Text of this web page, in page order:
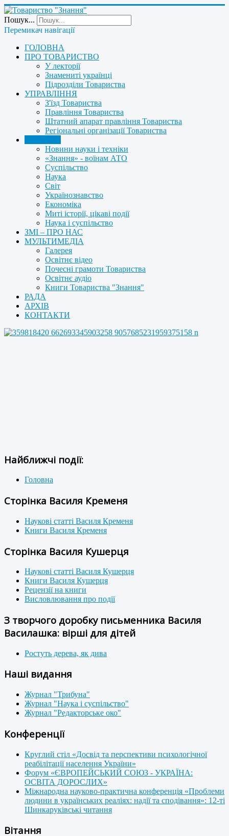
Пошук...
Перемикач навігації
ГОЛОВНА
ПРО ТОВАРИСТВО
У лекторії
Знамениті українці
Підрозділи Товариства
УПРАВЛІННЯ
З'їзд Товариства
Правління Товариства
Штатний апарат правління Товариства
Регіональні організації Товариства
Новини науки і техніки
«Знання» - воїнам АТО
Суспільство
Наука
Світ
Українознавство
Економіка
Миті історії, цікаві події
Наука і суспільство
ЗМІ – ПРО НАС
МУЛЬТИМЕДІА
Галерея
Освітнє відео
Почесні грамоти Товариства
Освітнє аудіо
Книги Товариства "Знання"
РАДА
АРХІВ
КОНТАКТИ
Найближчі події:
Головна
Сторінка Василя Кременя
Наукові статті Василя Кременя
Книги Василя Кременя
Сторінка Василя Кушерця
Наукові статті Василя Кушерця
Книги Василя Кушерця
Рецензії на книги
Висловлювання про події
З творчого доробку письменника Василя
Василашка: вірші для дітей
Ростуть дерева, як дива
Наші видання
Журнал "Трибуна"
Журнал "Наука і суспільство"
Журнал "Редакторське око"
Конференції
Круглий стіл «Досвід та перспективи психологічної
реабілітації населення України»
Форум «ЄВРОПЕЙСЬКИЙ СОЮЗ - УКРАЇНА:
ОСВІТА ДОРОСЛИХ»
Міжнародна науково-практична конференція «Проблеми
людини в українських реаліях: надії та сподівання»: 12-ті
Шинкаруківські читання
Вітання